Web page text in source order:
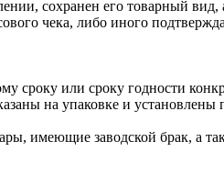
сохранен его товарный
чека, либо иного
сроку или сроку годности
на упаковке и
имеющие заводской брак, а